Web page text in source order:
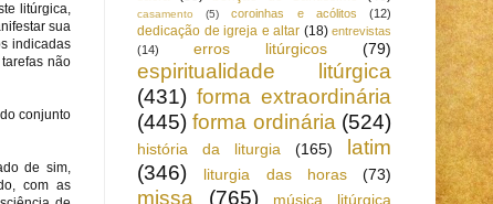
litúrgica,
sua
indicadas
não
conjunto
de sim,
com as
casamento (5) coroinhas e acólitos (12)
dedicação de igreja e altar (18) entrevistas
(14)
erros litúrgicos (79)
espiritualidade litúrgica
(431) forma extraordinária
(445) forma ordinária (524)
história da liturgia (165)
latim
(346)
liturgia das horas (73)
missa (765)
música litúrgica